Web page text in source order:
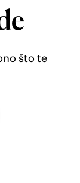
što te